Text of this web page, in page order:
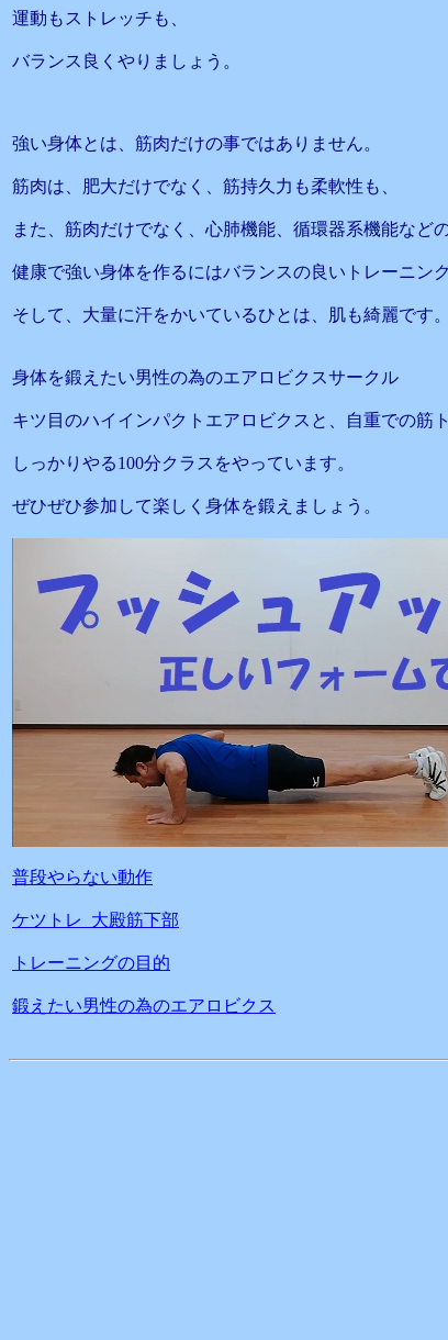
運動もストレッチも、
バランス良くやりましょう。
強い身体とは、筋肉だけの事ではありません。
筋肉は、肥大だけでなく、筋持久力も柔軟性も、
また、筋肉だけでなく、心肺機能、循環器系機能など
健康で強い身体を作るにはバランスの良いトレーニン
そして、大量に汗をかいているひとは、肌も綺麗です。
身体を鍛えたい男性の為のエアロビクスサークル
キツ目のハイインパクトエアロビクスと、自重での筋
しっかりやる100分クラスをやっています。
ぜひぜひ参加して楽しく身体を鍛えましょう。
普段やらない動作
ケツトレ 大殿筋下部
トレーニングの目的
鍛えたい男性の為のエアロビクス